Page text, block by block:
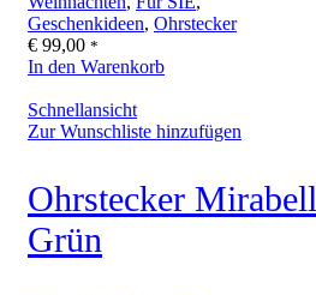
Geschenkideen, Ohrstecker
€ 99,00 *
In den Warenkorb
Schnellansicht
Zur Wunschliste hinzufügen
Ohrstecker Mirabell
Grün